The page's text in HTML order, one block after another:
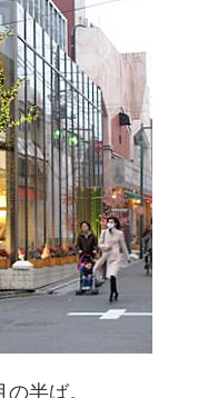
半ば。